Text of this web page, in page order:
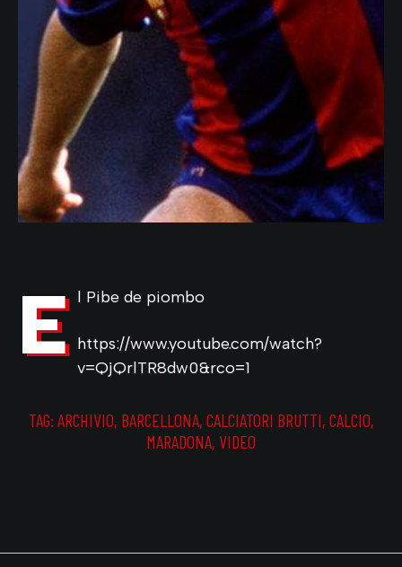
E l Pibe de piombo
https://www.youtube.com/watch?
v=QjQrlTR8dw0&rco=1
TAG: ARCHIVIO, BARCELLONA, CALCIATORI BRUTTI, CALCIO,
MARADONA, VIDEO